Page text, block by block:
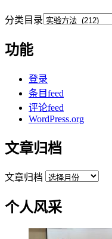
分类目录
功能
登录
条目feed
评论feed
WordPress.org
文章归档
文章归档
个人风采